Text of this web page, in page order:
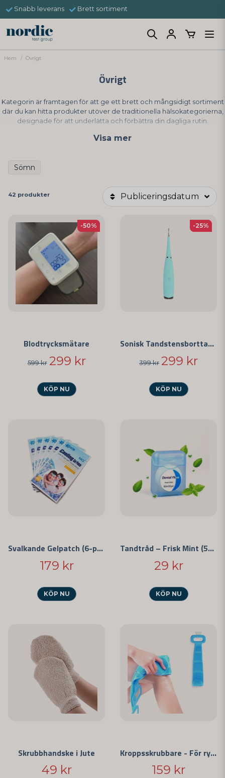
Snabb leverans Brett sortiment
Hem Övrigt
Övrigt
Kategorin är framtagen för att ge ett brett och mångsidigt sortiment
där du kan hitta produkter utöver de traditionella hälsokategorierna,
designade för att underlätta och förbättra din dagliga rutin.
Visa mer
Sömn
42 produkter Publiceringsdatum
Blodtrycksmätare
599 kr 299 kr
KÖP NU
-50%
Sonisk Tandstensborttagare
399 kr 299 kr
KÖP NU
-25%
Svalkande Gelpatch (6-pack)
179 kr
KÖP NU
Tandtråd – Frisk Mint (50 m)
29 kr
KÖP NU
Skrubbhandske i Jute
49 kr
Kroppsskrubbare - För rygg och ben
159 kr